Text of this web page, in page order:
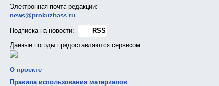
Электронная почта редакции:
news@prokuzbass.ru
Подписка на новости:
RSS
Данные погоды предоставляются сервисом
О проекте
Правила использования материалов